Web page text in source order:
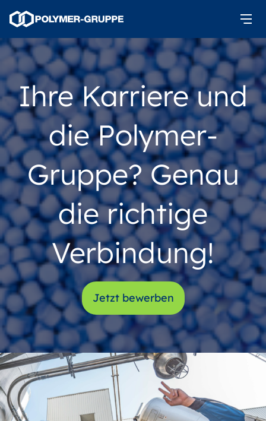
Ihre Karriere und
die Polymer-
Gruppe? Genau
die richtige
Verbindung!
Jetzt bewerben